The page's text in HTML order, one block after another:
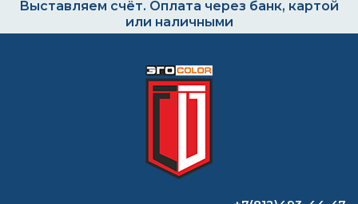
Выставляем счёт. Оплата через банк, картой
или наличными
Формируем заказ и отправляем транспортной
компанией